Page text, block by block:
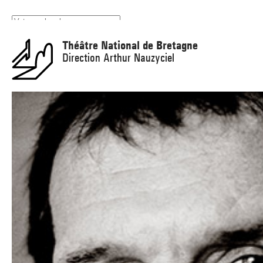
Théâtre National de Bretagne
Direction Arthur Nauzyciel